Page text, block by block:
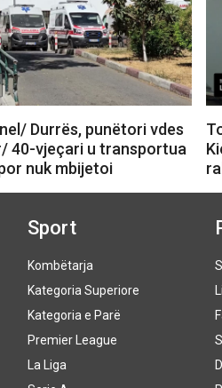
Durrës, punëtori vdes
40-vjeçari u transportua
nuk mbijetoi
Sport
Kombëtarja
Kategoria Superiore
Kategoria e Parë
Premier League
La Liga